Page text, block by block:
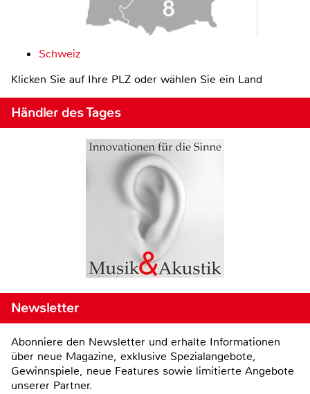
Schweiz
Klicken Sie auf Ihre PLZ oder wählen Sie ein Land
Händler des Tages
Newsletter
Abonniere den Newsletter und erhalte Informationen
über neue Magazine, exklusive Spezialangebote,
Gewinnspiele, neue Features sowie limitierte Angebote
unserer Partner.